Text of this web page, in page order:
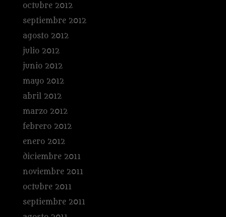
octubre 2012
septiembre 2012
agosto 2012
julio 2012
junio 2012
mayo 2012
abril 2012
marzo 2012
febrero 2012
enero 2012
diciembre 2011
noviembre 2011
octubre 2011
septiembre 2011